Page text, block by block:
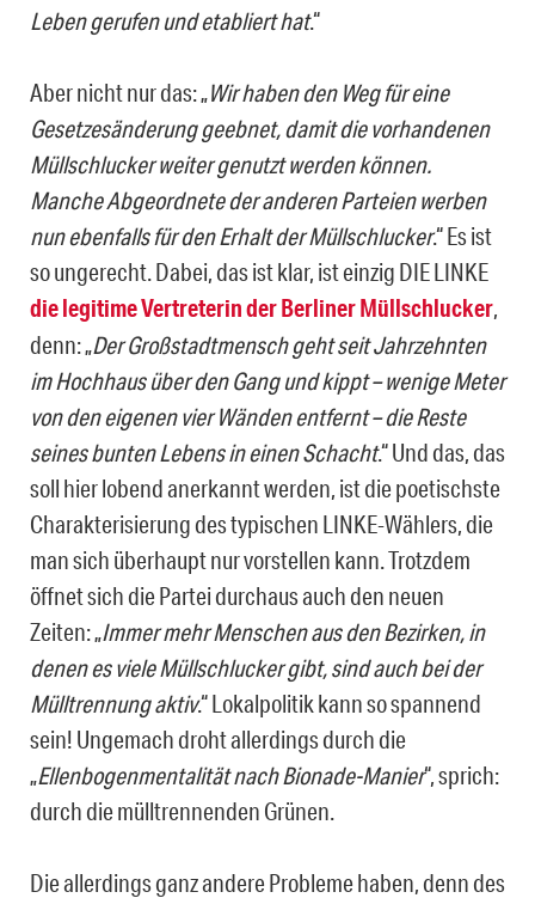
Leben gerufen und etabliert hat.“
Aber nicht nur das: „Wir haben den Weg für eine
Gesetzesänderung geebnet, damit die vorhandenen
Müllschlucker weiter genutzt werden können.
Manche Abgeordnete der anderen Parteien werben
nun ebenfalls für den Erhalt der Müllschlucker.“ Es ist
so ungerecht. Dabei, das ist klar, ist einzig DIE LINKE
die legitime Vertreterin der Berliner Müllschlucker,
denn: „Der Großstadtmensch geht seit Jahrzehnten
im Hochhaus über den Gang und kippt – wenige Meter
von den eigenen vier Wänden entfernt – die Reste
seines bunten Lebens in einen Schacht.“ Und das, das
soll hier lobend anerkannt werden, ist die poetischste
Charakterisierung des typischen LINKE-Wählers, die
man sich überhaupt nur vorstellen kann. Trotzdem
öffnet sich die Partei durchaus auch den neuen
Zeiten: „Immer mehr Menschen aus den Bezirken, in
denen es viele Müllschlucker gibt, sind auch bei der
Mülltrennung aktiv.“ Lokalpolitik kann so spannend
sein! Ungemach droht allerdings durch die
„Ellenbogenmentalität nach Bionade-Manier“, sprich:
durch die mülltrennenden Grünen.
Die allerdings ganz andere Probleme haben, denn des